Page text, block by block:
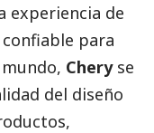
experiencia de
para
Chery se
del diseño